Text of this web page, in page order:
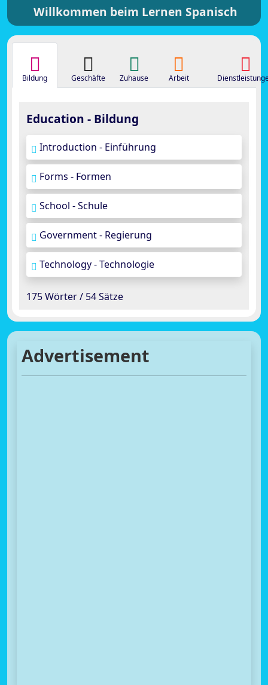
Willkommen beim Lernen Spanisch
Bildung Geschäfte Zuhause Arbeit
Education - Bildung
Introduction - Einführung
Forms - Formen
School - Schule
Government - Regierung
Technology - Technologie
175 Wörter / 54 Sätze
Advertisement